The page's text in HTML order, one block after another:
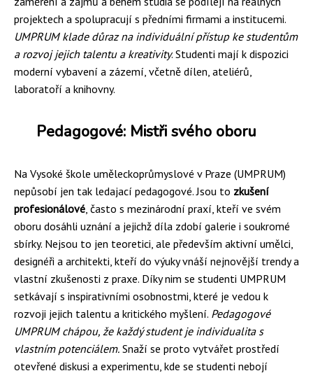
projektech a spolupracují s předními firmami a institucemi.
UMPRUM klade důraz na individuální přístup ke studentům
a rozvoj jejich talentu a kreativity. Studenti mají k dispozici
moderní vybavení a zázemí, včetně dílen, ateliérů,
laboratoří a knihovny.
Pedagogové: Mistři svého oboru
Na Vysoké škole uměleckoprůmyslové v Praze (UMPRUM)
nepůsobí jen tak ledajací pedagogové. Jsou to zkušení
profesionálové, často s mezinárodní praxí, kteří ve svém
oboru dosáhli uznání a jejichž díla zdobí galerie i soukromé
sbírky. Nejsou to jen teoretici, ale především aktivní umělci,
designéři a architekti, kteří do výuky vnáší nejnovější trendy a
vlastní zkušenosti z praxe. Díky nim se studenti UMPRUM
setkávají s inspirativními osobnostmi, které je vedou k
rozvoji jejich talentu a kritického myšlení. Pedagogové
UMPRUM chápou, že každý student je individualita s
vlastním potenciálem. Snaží se proto vytvářet prostředí
otevřené diskusi a experimentu, kde se studenti nebojí